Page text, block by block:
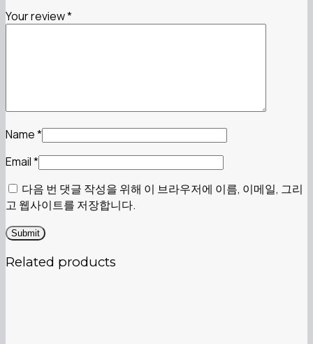
Your review*
Name*
Email*
다음 번 댓글 작성을 위해 이 브라우저에 이름, 이메일, 그리
고 웹사이트를 저장합니다.
Related products